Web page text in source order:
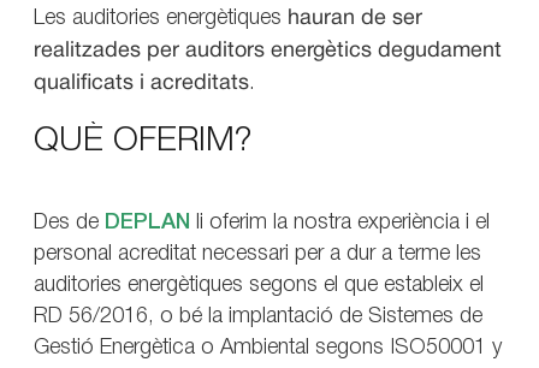
Les auditories energètiques hauran de ser
realitzades per auditors energètics degudament
qualificats i acreditats.
QUÈ OFERIM?
Des de DEPLAN
li oferim la nostra experiència i el
personal acreditat necessari per a dur a terme les
auditories energètiques segons el que estableix el
RD 56/2016, o bé la implantació de Sistemes de
Gestió Energètica o Ambiental segons ISO50001 y